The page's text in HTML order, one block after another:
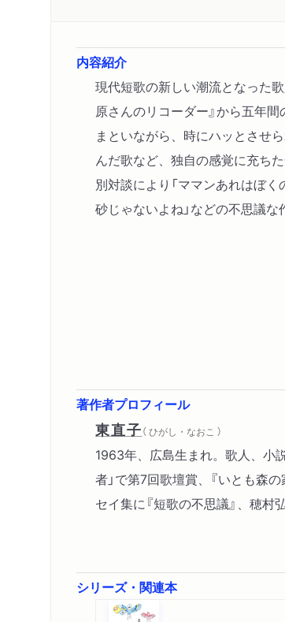
内容紹介
現代短歌の新しい潮流となった
原さんのリコーダー』から五年
まといながら、時にハッとさせ
んだ歌など、独自の感覚に充ち
別対談により「ママンあれはぼ
砂じゃないよね」などの不思議な
著作者プロフィール
東直子（ ひがし・なおこ ）
1963年、広島生まれ。歌人、小
者」で第7回歌壇賞、『いとも森
セイ集に『短歌の不思議』、穂村
シリーズ・関連本